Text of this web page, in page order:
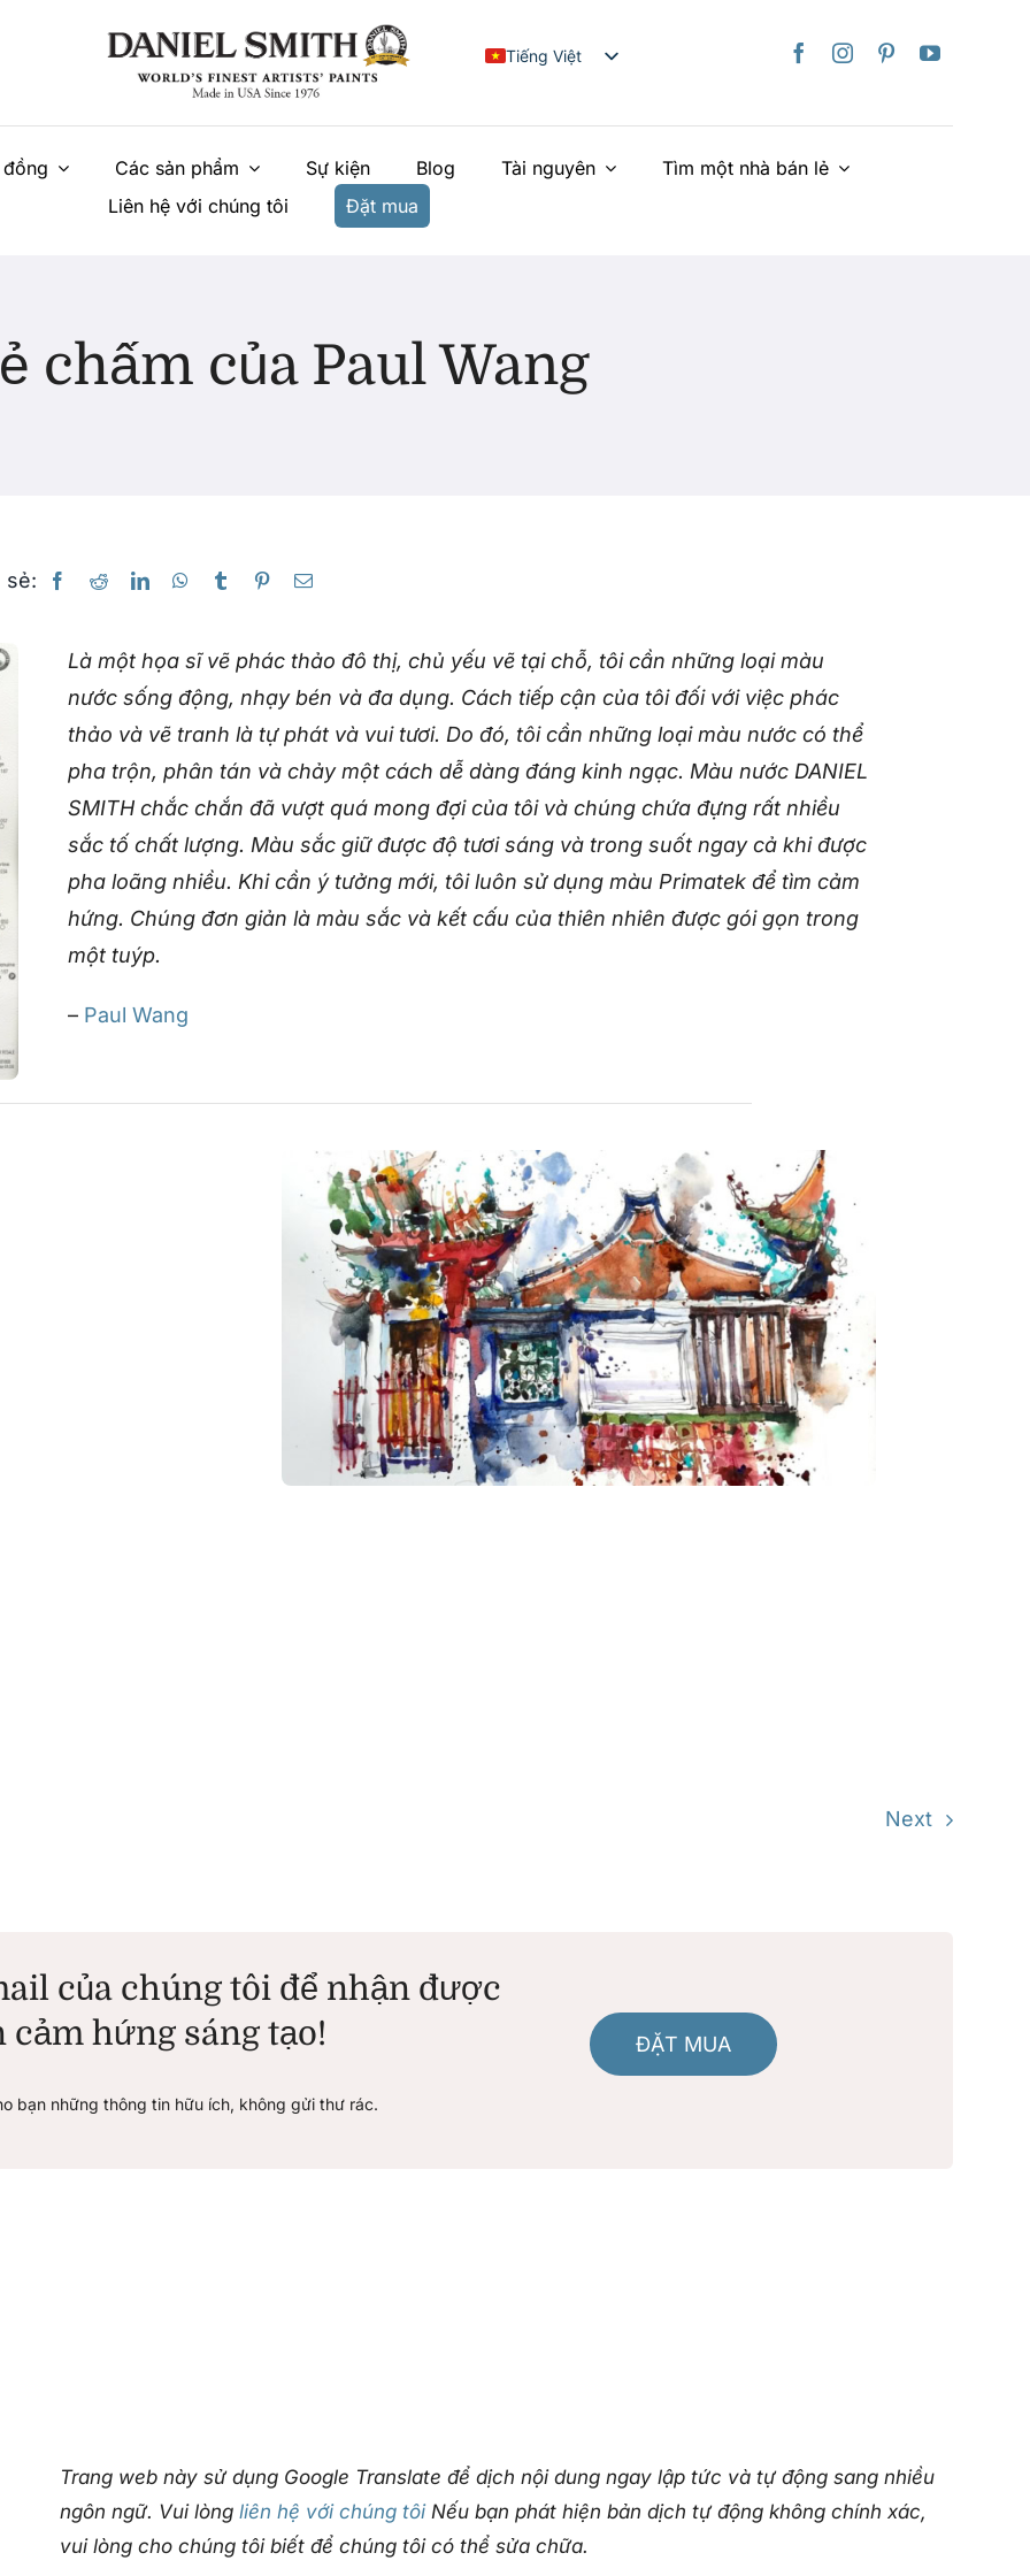
Tiếng Việt
日本語
Français
Українська
简体中文
Các sản phẩm Sự kiện Blog Tài nguyên
Tìm một nhà bán lẻ
Liên hệ với chúng tôi
Đặt mua
chấm của Paul Wang
sẻ:
Là một họa sĩ vẽ phác thảo đô thị, chủ yếu vẽ tại chỗ, tôi cần những loại màu
nước sống động, nhạy bén và đa dụng. Cách tiếp cận của tôi đối với việc phác
thảo và vẽ tranh là tự phát và vui tươi. Do đó, tôi cần những loại màu nước có thể
pha trộn, phân tán và chảy một cách dễ dàng đáng kinh ngạc. Màu nước DANIEL
SMITH chắc chắn đã vượt quá mong đợi của tôi và chúng chứa đựng rất nhiều
sắc tố chất lượng. Màu sắc giữ được độ tươi sáng và trong suốt ngay cả khi được
pha loãng nhiều. Khi cần ý tưởng mới, tôi luôn sử dụng màu Primatek để tìm cảm
hứng. Chúng đơn giản là màu sắc và kết cấu của thiên nhiên được gói gọn trong
một tuýp.
– Paul Wang
Next
của chúng tôi để nhận được
cảm hứng sáng tạo!
bạn những thông tin hữu ích, không gửi thư rác.
ĐẶT MUA
Trang web này sử dụng Google Translate để dịch nội dung ngay lập tức và tự động sang nhiều
ngôn ngữ. Vui lòngliên hệ với chúng tôiNếu bạn phát hiện bản dịch tự động không chính xác,
vui lòng cho chúng tôi biết để chúng tôi có thể sửa chữa.